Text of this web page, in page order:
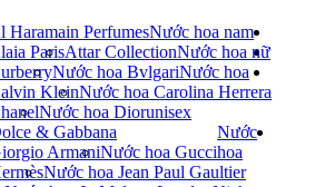
Haramain Perfumes
ParisAttar Collection
Nước hoa Bvlgari
KleinNước hoa Carolina Herrera
Nước hoa Dior
& Gabbana
ArmaniNước hoa Gucci
Nước hoa Jean Paul Gaultier
Nước hoa nam
Nước hoa nữ
Nước hoa
unisex
Nước
hoa